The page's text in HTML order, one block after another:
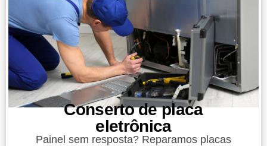
Conserto de placa
eletrônica
Painel sem resposta? Reparamos placas